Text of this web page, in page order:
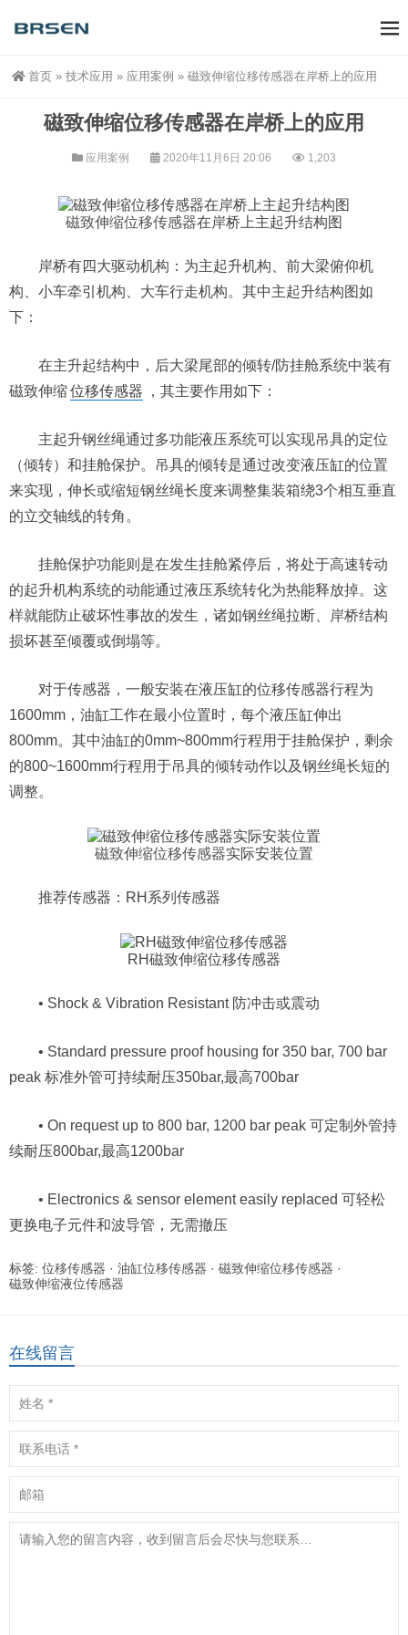
首页 » 技术应用 » 应用案例 » 磁致伸缩位移传感器在岸桥上的应用
磁致伸缩位移传感器在岸桥上的应用
应用案例 2020年11月6日 20:06 1,203
磁致伸缩位移传感器在岸桥上主起升结构图
岸桥有四大驱动机构：为主起升机构、前大梁俯仰机
构、小车牵引机构、大车行走机构。其中主起升结构图如
下：
在主升起结构中，后大梁尾部的倾转/防挂舱系统中装有
磁致伸缩位移传感器 ，其主要作用如下：
主起升钢丝绳通过多功能液压系统可以实现吊具的定位
（倾转）和挂舱保护。吊具的倾转是通过改变液压缸的位置
来实现，伸长或缩短钢丝绳长度来调整集装箱绕3个相互垂直
的立交轴线的转角。
挂舱保护功能则是在发生挂舱紧停后，将处于高速转动
的起升机构系统的动能通过液压系统转化为热能释放掉。这
样就能防止破坏性事故的发生，诸如钢丝绳拉断、岸桥结构
损坏甚至倾覆或倒塌等。
对于传感器，一般安装在液压缸的位移传感器行程为
1600mm，油缸工作在最小位置时，每个液压缸伸出
800mm。其中油缸的0mm~800mm行程用于挂舱保护，剩余
的800~1600mm行程用于吊具的倾转动作以及钢丝绳长短的
调整。
磁致伸缩位移传感器实际安装位置
推荐传感器：RH系列传感器
RH磁致伸缩位移传感器
• Shock & Vibration Resistant 防冲击或震动
• Standard pressure proof housing for 350 bar, 700 bar
peak 标准外管可持续耐压350bar,最高700bar
• On request up to 800 bar, 1200 bar peak 可定制外管持
续耐压800bar,最高1200bar
• Electronics & sensor element easily replaced 可轻松
更换电子元件和波导管，无需撤压
标签: 位移传感器 · 油缸位移传感器 · 磁致伸缩位移传感器 ·
磁致伸缩液位传感器
在线留言